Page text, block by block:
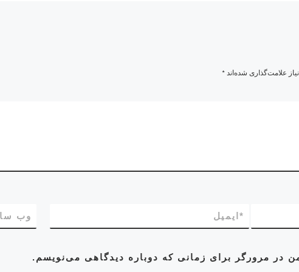
علامت‌گذاری شده‌اند*
ایمیل * وب‌
در مرورگر برای زمانی که دوباره دیدگاهی می‌نویسم.